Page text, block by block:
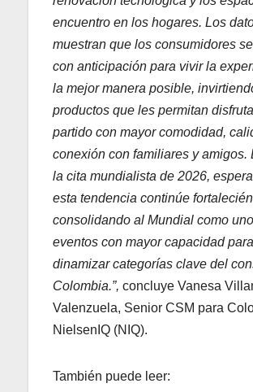
encuentro en los hogares. Los
muestran que los consumidores
con anticipación para vivir la
la mejor manera posible,
productos que les permitan
partido con mayor comodidad,
conexión con familiares y amigos.
la cita mundialista de 2026,
esta tendencia continúe
consolidando al Mundial como
eventos con mayor capacidad para
dinamizar categorías clave del
Colombia.”, concluye Vanesa
Valenzuela, Senior CSM para
NielsenIQ (NIQ).
También puede leer: